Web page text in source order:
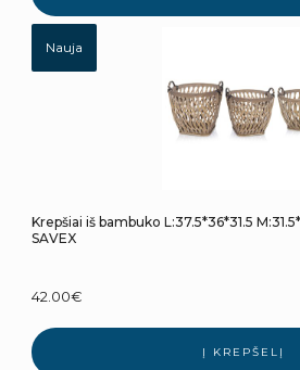
Nauja
Krepšiai iš bambuko L:37.5*36*31.5 M:31.5*31*29 S:27*27*25.5
SAVEX
42.00€
Į KREPŠELĮ